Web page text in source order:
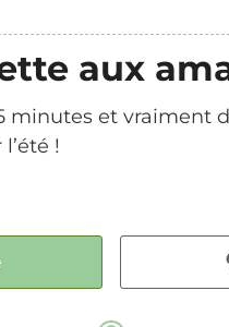
aux
minutes et vraiment
!